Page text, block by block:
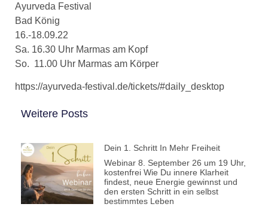
Ayurveda Festival
Bad König
16.-18.09.22
Sa. 16.30 Uhr Marmas am Kopf
So. 11.00 Uhr Marmas am Körper
https://ayurveda-festival.de/tickets/#daily_desktop
Weitere Posts
Dein 1. Schritt In Mehr Freiheit
Webinar 8. September 26 um 19 Uhr,
kostenfrei Wie Du innere Klarheit
findest, neue Energie gewinnst und
den ersten Schritt in ein selbst
bestimmtes Leben